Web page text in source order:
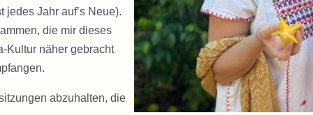
jedes Jahr auf’s Neue).
die mir dieses
Kultur näher gebracht
abzuhalten, die